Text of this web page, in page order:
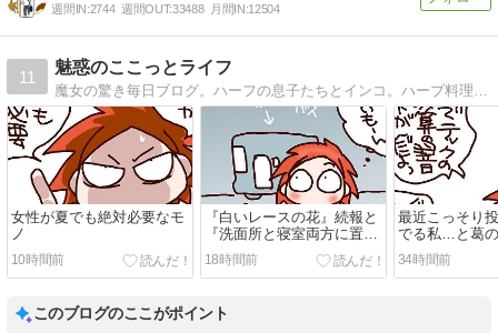
週間IN:2744 週間OUT:33488 月間IN:12504
11
魅惑のここっとライフ
女性が夏でも絶対必要なモ
ノ
10時間前
『白いレースの花』続報と
『洗面所と寝室両方に置い
てあるもの』
18時間前
最近こっそり
でる私…と葛
34時間前
このブログのここがポイント